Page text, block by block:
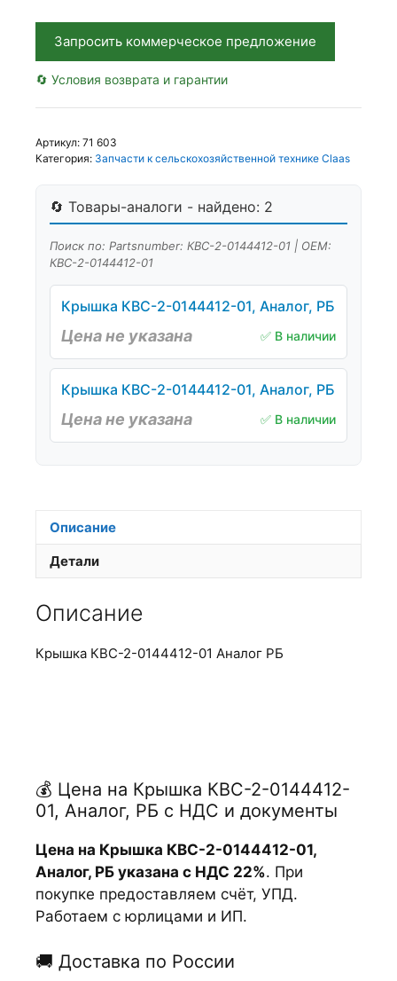
Запросить коммерческое предложение
🔄 Условия возврата и гарантии
Артикул: 71 603
Категория: Запчасти к сельскохозяйственной технике Claas
🔄 Товары-аналоги - найдено: 2
Поиск по: Partsnumber: КВС-2-0144412-01 | OEM:
КВС-2-0144412-01
Крышка КВС-2-0144412-01, Аналог, РБ
Цена не указана ✅ В наличии
Крышка КВС-2-0144412-01, Аналог, РБ
Цена не указана ✅ В наличии
Описание
Детали
Описание
Крышка КВС-2-0144412-01 Аналог РБ
💰 Цена на Крышка КВС-2-0144412-
01, Аналог, РБ с НДС и документы
Цена на Крышка КВС-2-0144412-01,
Аналог, РБ указана с НДС 22%. При
покупке предоставляем счёт, УПД.
Работаем с юрлицами и ИП.
🚚 Доставка по России